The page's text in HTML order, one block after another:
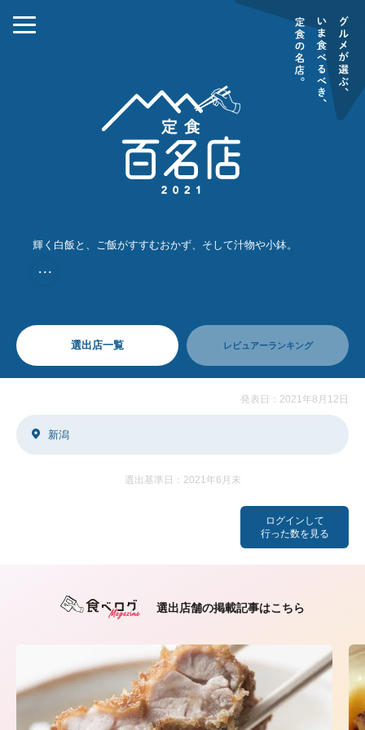
輝く白飯と、ご飯がすすむおかず、そして汁物や小鉢。
・・・
選出店一覧 レビュアーランキング
ログインして
行った数を見る
発表日：2021年8月12日
新潟
選出基準日：2021年6月末
選出店舗の掲載記事はこちら